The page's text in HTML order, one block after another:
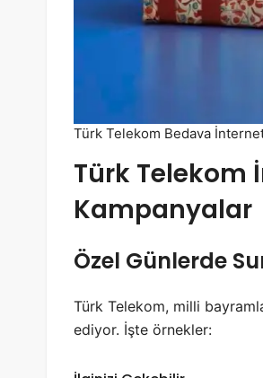
Türk Telekom Bedava
Türk Telekom
Kampanyalar
Özel Günlerde
Türk Telekom, milli
ediyor. İşte örnekler: